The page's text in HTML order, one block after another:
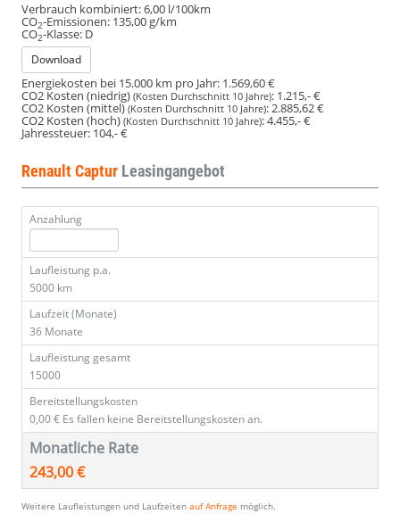
Verbrauch kombiniert:6,00 l/100km
CO2-Emissionen: 135,00 g/km
CO2-Klasse: D
Download
Energiekosten bei 15.000 km pro Jahr: 1.569,60 €
CO2 Kosten (niedrig) (Kosten Durchschnitt 10 Jahre): 1.215,- €
CO2 Kosten (mittel)(Kosten Durchschnitt 10 Jahre):2.885,62 €
CO2 Kosten (hoch) (Kosten Durchschnitt 10 Jahre):4.455,- €
Jahressteuer: 104,- €
Renault Captur Leasingangebot
Anzahlung
Laufleistung p.a.
5000 km
Laufzeit (Monate)
36 Monate
Laufleistung gesamt
15000
Bereitstellungskosten
0,00 € Es fallen keine Bereitstellungskosten an.
Monatliche Rate
243,00 €
Weitere Laufleistungen und Laufzeiten auf Anfrage möglich.